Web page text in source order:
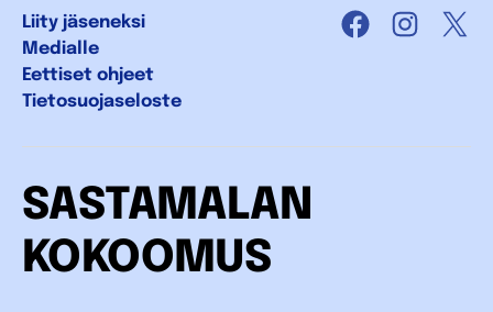
Liity jäseneksi
Medialle
Eettiset ohjeet
Tietosuojaseloste
Facebook X
SASTAMALAN
KOKOOMUS